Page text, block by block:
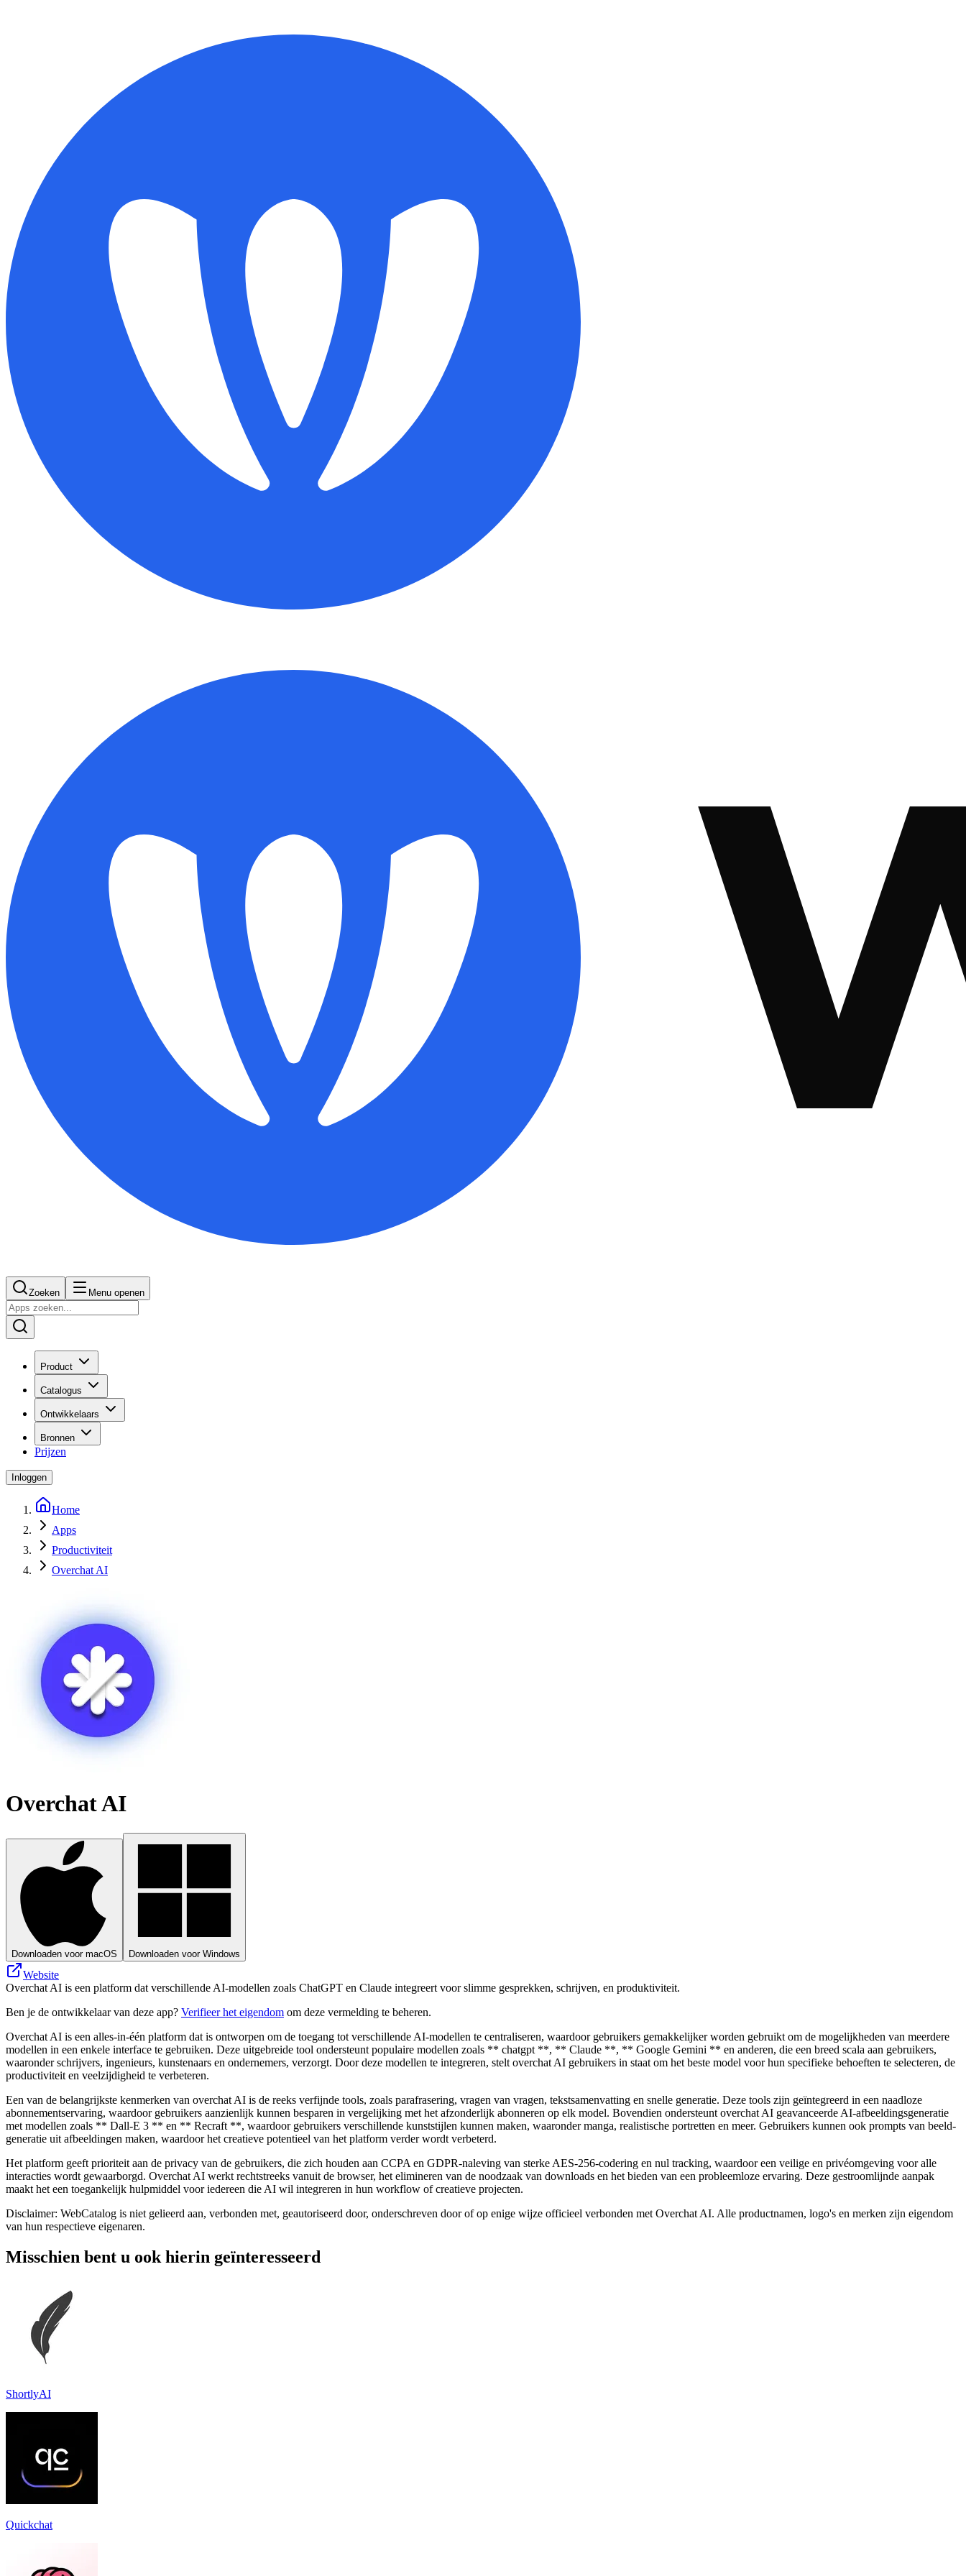
Zoeken Menu openen
Product
Catalogus
Ontwikkelaars
Bronnen
Prijzen
Inloggen
Home
Apps
Productiviteit
Overchat AI
Overchat AI
Downloaden voor macOS Downloaden voor Windows
Website
Overchat AI is een platform dat verschillende AI-modellen zoals ChatGPT en Claude integreert voor slimme gesprekken, schrijven, en produktiviteit.
Ben je de ontwikkelaar van deze app? Verifieer het eigendom om deze vermelding te beheren.
Overchat AI is een alles-in-één platform dat is ontworpen om de toegang tot verschillende AI-modellen te centraliseren, waardoor gebruikers gemakkelijker worden gebruikt om de mogelijkheden van meerdere
modellen in een enkele interface te gebruiken. Deze uitgebreide tool ondersteunt populaire modellen zoals ** chatgpt **, ** Claude **, ** Google Gemini ** en anderen, die een breed scala aan gebruikers,
waaronder schrijvers, ingenieurs, kunstenaars en ondernemers, verzorgt. Door deze modellen te integreren, stelt overchat AI gebruikers in staat om het beste model voor hun specifieke behoeften te selecteren, de
productiviteit en veelzijdigheid te verbeteren.
Een van de belangrijkste kenmerken van overchat AI is de reeks verfijnde tools, zoals parafrasering, vragen van vragen, tekstsamenvatting en snelle generatie. Deze tools zijn geïntegreerd in een naadloze
abonnementservaring, waardoor gebruikers aanzienlijk kunnen besparen in vergelijking met het afzonderlijk abonneren op elk model. Bovendien ondersteunt overchat AI geavanceerde AI-afbeeldingsgeneratie
met modellen zoals ** Dall-E 3 ** en ** Recraft **, waardoor gebruikers verschillende kunststijlen kunnen maken, waaronder manga, realistische portretten en meer. Gebruikers kunnen ook prompts van beeld-
generatie uit afbeeldingen maken, waardoor het creatieve potentieel van het platform verder wordt verbeterd.
Het platform geeft prioriteit aan de privacy van de gebruikers, die zich houden aan CCPA en GDPR-naleving van sterke AES-256-codering en nul tracking, waardoor een veilige en privéomgeving voor alle
interacties wordt gewaarborgd. Overchat AI werkt rechtstreeks vanuit de browser, het elimineren van de noodzaak van downloads en het bieden van een probleemloze ervaring. Deze gestroomlijnde aanpak
maakt het een toegankelijk hulpmiddel voor iedereen die AI wil integreren in hun workflow of creatieve projecten.
Disclaimer: WebCatalog is niet gelieerd aan, verbonden met, geautoriseerd door, onderschreven door of op enige wijze officieel verbonden met Overchat AI. Alle productnamen, logo's en merken zijn eigendom
van hun respectieve eigenaren.
Misschien bent u ook hierin geïnteresseerd
ShortlyAI
Quickchat